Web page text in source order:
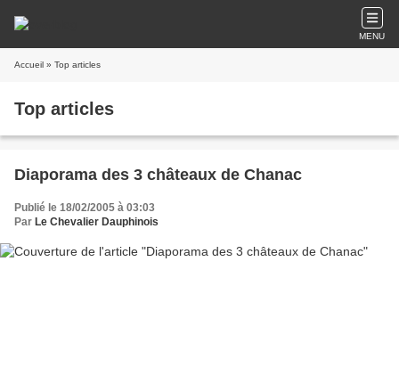
MENU
Accueil » Top articles
Top articles
Diaporama des 3 châteaux de Chanac
Publié le 18/02/2005 à 03:03
Par Le Chevalier Dauphinois